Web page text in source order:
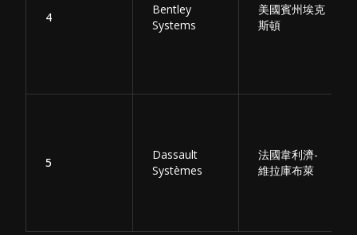
4
Bentley
Systems
美國賓州埃克
斯頓
5
Dassault
Systèmes
法國韋利濟-
維拉庫布萊